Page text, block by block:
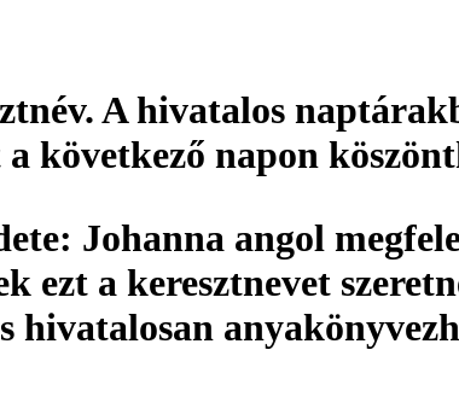
. A hivatalos
következő napon
Johanna angol
ezt a keresztnevet
hivatalosan